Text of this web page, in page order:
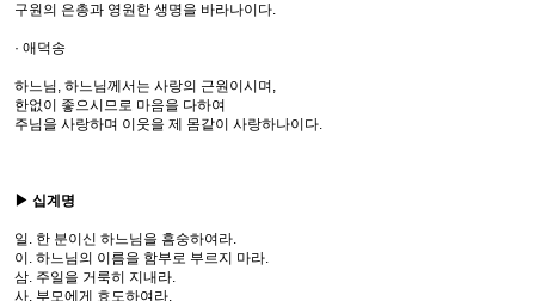
구원의 은총과 영원한 생명을 바라나이다.
· 애덕송
하느님, 하느님께서는 사랑의 근원이시며,
한없이 좋으시므로 마음을 다하여
주님을 사랑하며 이웃을 제 몸같이 사랑하나이다.
▶ 십계명
일. 한 분이신 하느님을 흠숭하여라.
이. 하느님의 이름을 함부로 부르지 마라.
삼. 주일을 거룩히 지내라.
사. 부모에게 효도하여라.